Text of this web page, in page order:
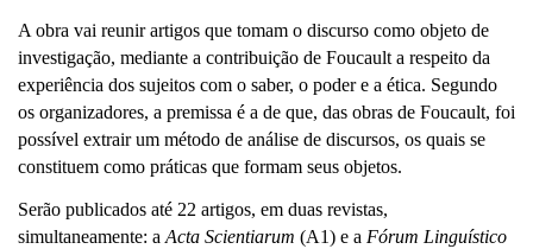
A obra vai reunir artigos que tomam o discurso como objeto de
investigação, mediante a contribuição de Foucault a respeito da
experiência dos sujeitos com o saber, o poder e a ética. Segundo
os organizadores, a premissa é a de que, das obras de Foucault, foi
possível extrair um método de análise de discursos, os quais se
constituem como práticas que formam seus objetos.
Serão publicados até 22 artigos, em duas revistas,
simultaneamente: a Acta Scientiarum (A1) e a Fórum Linguístico